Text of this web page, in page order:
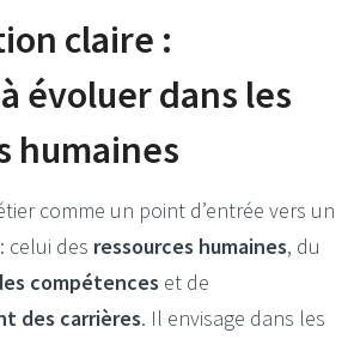
claire :
évoluer dans les
humaines
comme un point d’entrée vers un
celui des ressources humaines, du
compétences et de
des carrières. Il envisage dans les